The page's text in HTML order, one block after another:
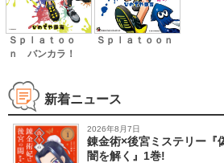
Ｓｐｌａｔｏｏ
ｎ バンカラ！
Ｓｐｌａｔｏｏｎ
新着ニュース
2026年8月7日
錬金術×後宮ミステリー『
闇を解く』1巻!